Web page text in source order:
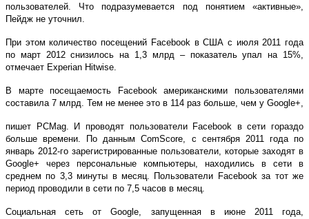
пользователей. Что подразумевается под понятием «активные»,
Пейдж не уточнил.
При этом количество посещений Facebook в США с июля 2011 года
по март 2012 снизилось на 1,3 млрд – показатель упал на 15%,
отмечает Experian Hitwise.
В марте посещаемость Facebook американскими пользователями
составила 7 млрд. Тем не менее это в 114 раз больше, чем у Google+,
пишет PCMag. И проводят пользователи Facebook в сети гораздо
больше времени. По данным ComScore, с сентября 2011 года по
январь 2012-го зарегистрированные пользователи, которые заходят в
Google+ через персональные компьютеры, находились в сети в
среднем по 3,3 минуты в месяц. Пользователи Facebook за тот же
период проводили в сети по 7,5 часов в месяц.
Социальная сеть от Google, запущенная в июне 2011 года,